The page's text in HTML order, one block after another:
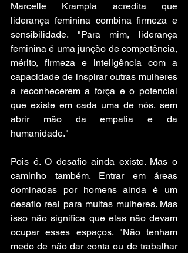
Marcelle Krampla acredita que
liderança feminina combina firmeza e
sensibilidade. "Para mim, liderança
feminina é uma junção de competência,
mérito, firmeza e inteligência com a
capacidade de inspirar outras mulheres
a reconhecerem a força e o potencial
que existe em cada uma de nós, sem
abrir mão da empatia e da
humanidade."
Pois é. O desafio ainda existe. Mas o
caminho também. Entrar em áreas
dominadas por homens ainda é um
desafio real para muitas mulheres. Mas
isso não significa que elas não devam
ocupar esses espaços. "Não tenham
medo de não dar conta ou de trabalhar